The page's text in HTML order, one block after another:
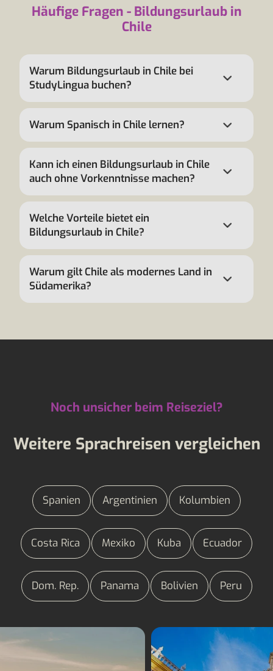
Häufige Fragen - Bildungsurlaub in
Chile
Warum Bildungsurlaub in Chile bei
StudyLingua buchen?
Warum Spanisch in Chile lernen?
Kann ich einen Bildungsurlaub in Chile
auch ohne Vorkenntnisse machen?
Welche Vorteile bietet ein
Bildungsurlaub in Chile?
Warum gilt Chile als modernes Land in
Südamerika?
Noch unsicher beim Reiseziel?
Weitere Sprachreisen vergleichen
Spanien Argentinien Kolumbien
Costa Rica Mexiko Kuba Ecuador
Dom. Rep. Panama Bolivien Peru
Sprachreisen Argentinien Sprachreisen